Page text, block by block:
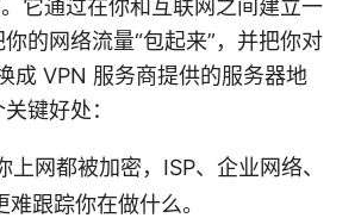
它通过在你和互联网之间建立一
的网络流量“包起来”，并把你对
成 VPN 服务商提供的服务器地
键好处：
上网都被加密，ISP、企业网络、
难跟踪你在做什么。